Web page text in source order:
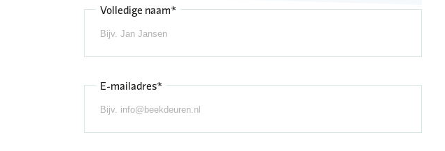
Volledige naam*
E-mailadres*